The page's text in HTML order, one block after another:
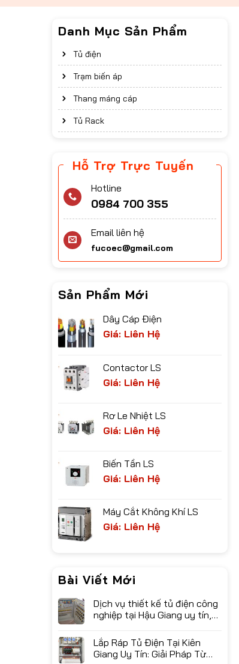
Danh Mục Sản Phẩm
Tủ điện
Trạm biến áp
Thang máng cáp
Tủ Rack
Hỗ Trợ Trực Tuyến
Hotline
0984 700 355
Email liên hệ
fucoec@gmail.com
Sản Phẩm Mới
Dây Cáp Điện
Giá: Liên Hệ
Contactor LS
Giá: Liên Hệ
Rơ Le Nhiệt LS
Giá: Liên Hệ
Biến Tần LS
Giá: Liên Hệ
Máy Cắt Không Khí LS
Giá: Liên Hệ
Bài Viết Mới
Dịch vụ thiết kế tủ điện công
nghiệp tại Hậu Giang uy tín,
Lắp Ráp Tủ Điện Tại Kiên
Giang Uy Tín: Giải Pháp Từ